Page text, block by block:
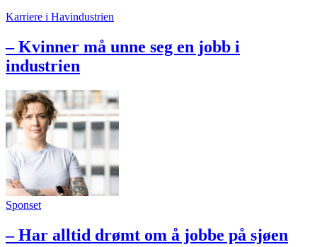
Karriere i Havindustrien
– Kvinner må unne seg en jobb i
industrien
Sponset
– Har alltid drømt om å jobbe på sjøen